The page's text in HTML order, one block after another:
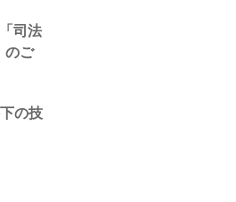
司法
のご
の技